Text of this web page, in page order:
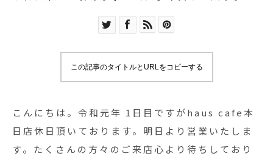
ます。よい休日を。..◇写真カフェメニュー
ー皮の中に甘酸っぱいいちごムースがたっぷり♡.
さいね。.数に限りがあるのでご了承ください。
….. . . 《HAUS営業時間》＊ショップ 11:00-
20:00.＊ビストロカフェランチ 11:30-14:00カフェ
この記事のタイトルとURLをコピーする
こんにちは。令和元年 1日目ですがhaus cafe本
日店休日頂いております。明日より営業いたしま
す。たくさんの方々のご来店心より待ちしており